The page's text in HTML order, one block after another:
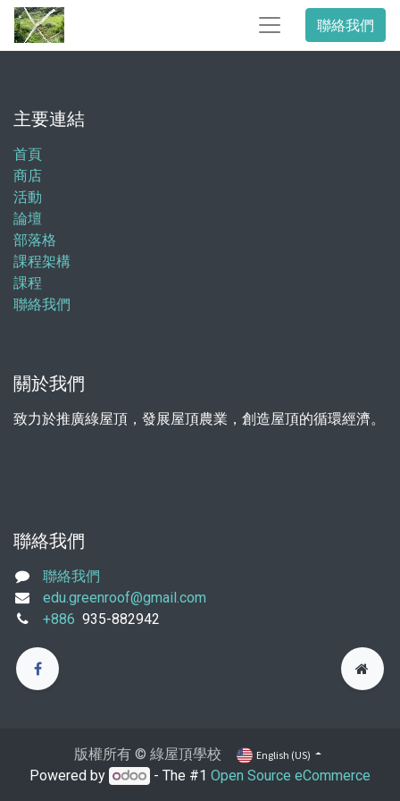
聯絡我們
主要連結
首頁
商店
活動
論壇
部落格
課程架構
課程
聯絡我們
關於我們
致力於推廣綠屋頂，發展屋頂農業，創造屋頂的循環經濟。
聯絡我們
聯絡我們
edu.greenroof@gmail.com
+886 935-882942
版權所有 © 綠屋頂學校 English (US)
Powered by - The #1Open Source eCommerce